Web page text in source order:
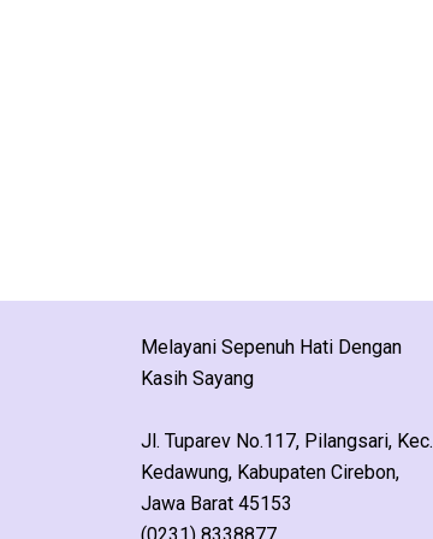
Melayani Sepenuh Hati Dengan
Kasih Sayang
Jl. Tuparev No.117, Pilangsari, Kec.
Kedawung, Kabupaten Cirebon,
Jawa Barat 45153